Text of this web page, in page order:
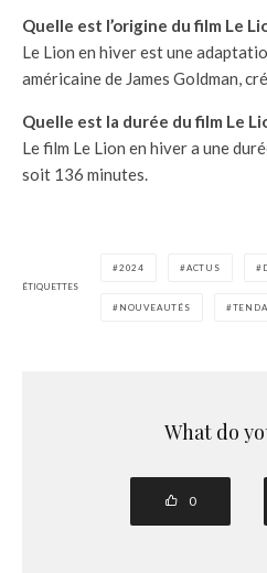
Quelle est l’origine du film Le
Le Lion en hiver est une
américaine de James Goldman,
Quelle est la durée du film Le
Le film Le Lion en hiver a une
soit 136 minutes.
ÉTIQUETTES
2024 ACTUS
NOUVEAUTÉS
What do
0